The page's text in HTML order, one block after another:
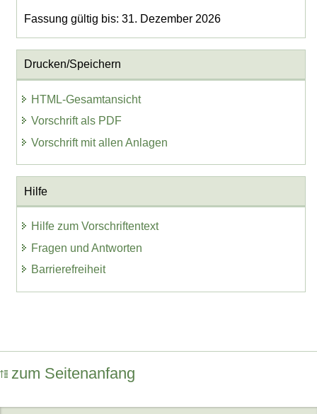
Fassung gültig bis: 31. Dezember 2026
Drucken/Speichern
HTML-Gesamtansicht
Vorschrift als PDF
Vorschrift mit allen Anlagen
Hilfe
Hilfe zum Vorschriftentext
Fragen und Antworten
Barrierefreiheit
zum Seitenanfang